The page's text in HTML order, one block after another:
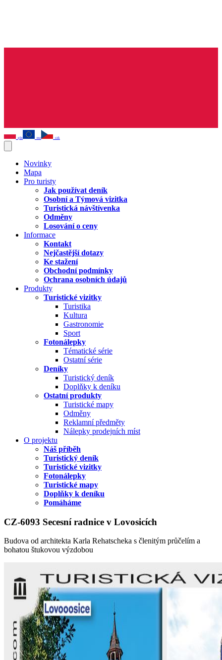
pln eur czk
Novinky
Mapa
Pro turisty
Jak používat deník
Osobní a Týmová vizitka
Turistická návštívenka
Odměny
Losování o ceny
Informace
Kontakt
Nejčastější dotazy
Ke stažení
Obchodní podmínky
Ochrana osobních údajů
Produkty
Turistické vizitky
Turistika
Kultura
Gastronomie
Sport
Fotonálepky
Tématické série
Ostatní série
Deníky
Turistický deník
Doplňky k deníku
Ostatní produkty
Turistické mapy
Odměny
Reklamní předměty
Nálepky prodejních míst
O projektu
Náš příběh
Turistický deník
Turistické vizitky
Fotonálepky
Turistické mapy
Doplňky k deníku
Pomáháme
CZ-6093 Secesní radnice v Lovosicích
Budova od architekta Karla Rehatscheka s členitým průčelím a
bohatou štukovou výzdobou